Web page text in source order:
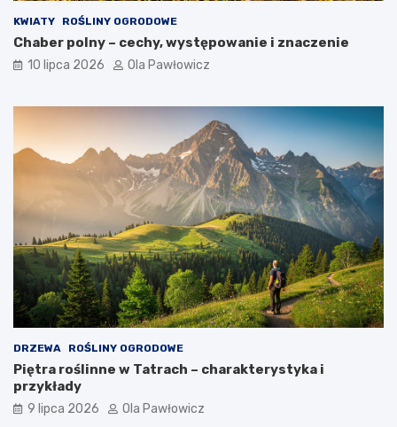
KWIATY ROŚLINY OGRODOWE
Chaber polny – cechy, występowanie i znaczenie
10 lipca 2026 Ola Pawłowicz
DRZEWA ROŚLINY OGRODOWE
Piętra roślinne w Tatrach – charakterystyka i
przykłady
9 lipca 2026 Ola Pawłowicz